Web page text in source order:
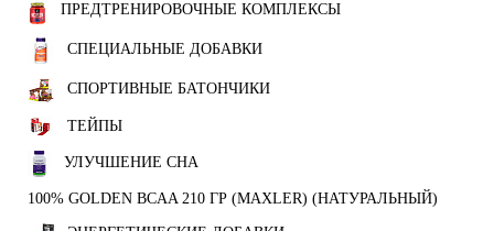
ПРЕДТРЕНИРОВОЧНЫЕ КОМПЛЕКСЫ
СПЕЦИАЛЬНЫЕ ДОБАВКИ
СПОРТИВНЫЕ БАТОНЧИКИ
ТЕЙПЫ
УЛУЧШЕНИЕ СНА
100% GOLDEN BCAA 210 ГР (MAXLER) (НАТУРАЛЬНЫЙ)